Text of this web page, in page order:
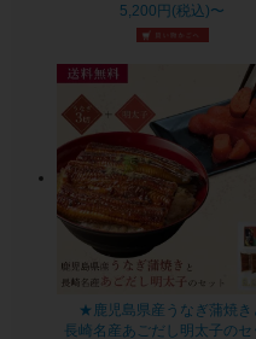
5,200円(税込)〜
★鹿児島県産うなぎ蒲焼き
長崎名産あごだし明太子のセ